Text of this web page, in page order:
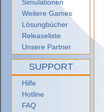
Simulationen
Weitere Games
Lösungbücher
Releaseliste
Unsere Partner
SUPPORT
Hilfe
Hotline
FAQ